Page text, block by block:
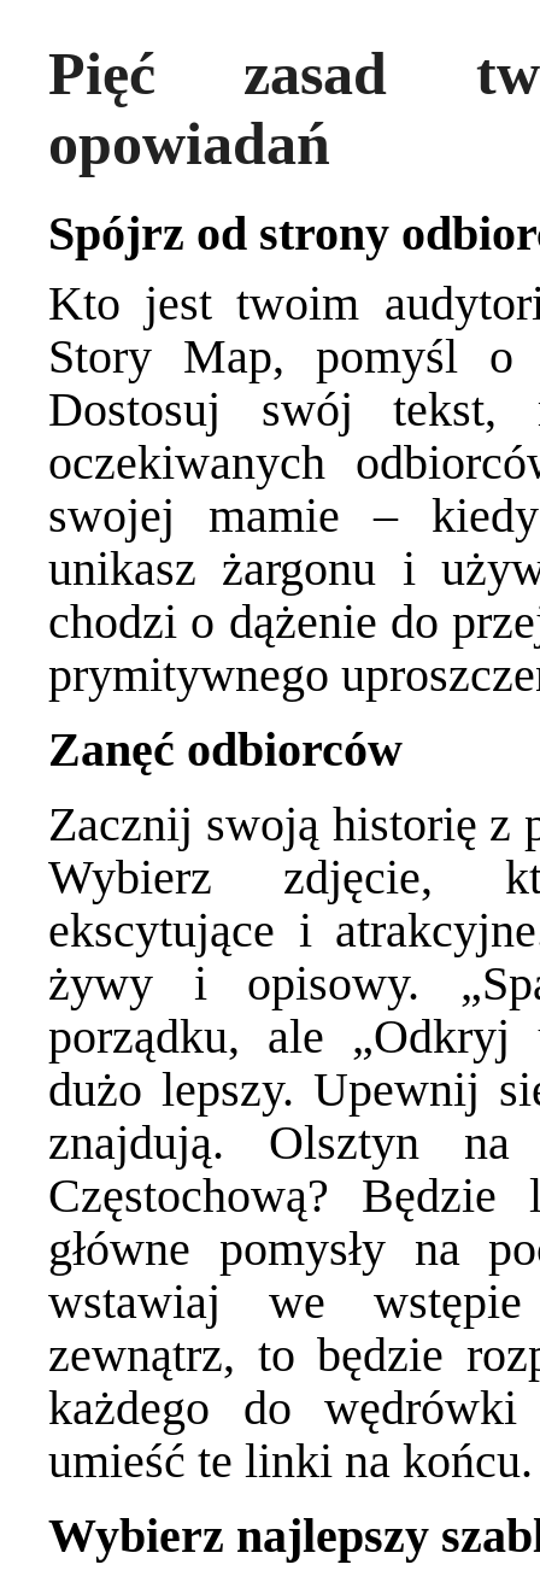
Pięć zasad
opowiadań
Spójrz od strony
Kto jest twoim
Story Map, pomyśl o
Dostosuj swój
oczekiwanych
swojej mamie –
unikasz żargonu i
chodzi o dążenie do
prymitywnego
Zanęć odbiorców
Zacznij swoją historię z
Wybierz zdjęcie,
ekscytujące i
żywy i opisowy.
porządku, ale „Odkryj
dużo lepszy. Upewnij
znajdują. Olsztyn
Częstochową?
główne pomysły na
wstawiaj we
zewnątrz, to będzie
każdego do
umieść te linki na końcu.
Wybierz najlepszy